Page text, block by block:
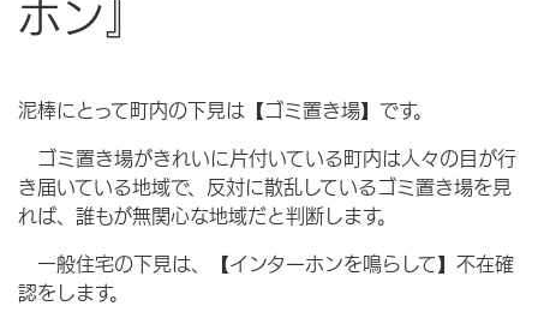
ホン』
泥棒にとって町内の下見は【ゴミ置き場】です。
ゴミ置き場がきれいに片付いている町内は人々の目が行
き届いている地域で、反対に散乱しているゴミ置き場を見
れば、誰もが無関心な地域だと判断します。
一般住宅の下見は、【インターホンを鳴らして】不在確
認をします。